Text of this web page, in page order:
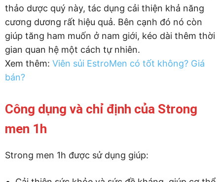
thảo dược quý này, tác dụng cải thiện khả năng
cương dương rất hiệu quả. Bên cạnh đó nó còn
giúp tăng ham muốn ở nam giới, kéo dài thêm thời
gian quan hệ một cách tự nhiên.
Xem thêm: Viên sủi EstroMen có tốt không? Giá
bán?
Công dụng và chỉ định của Strong
men 1h
Strong men 1h được sử dụng giúp: